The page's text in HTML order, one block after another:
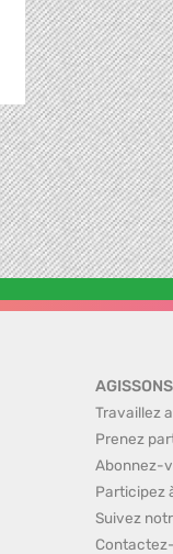
Travaillez
Prenez
Abonnez-
Participez
Suivez